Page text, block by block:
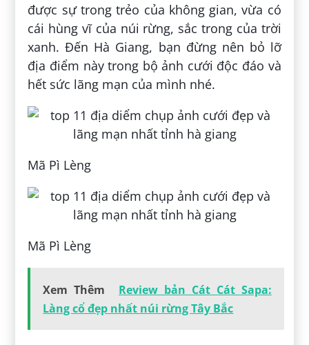
được sự trong trẻo của không gian, vừa có
cái hùng vĩ của núi rừng, sắc trong của trời
xanh. Đến Hà Giang, bạn đừng nên bỏ lỡ
địa điểm này trong bộ ảnh cưới độc đáo và
hết sức lãng mạn của mình nhé.
Mã Pì Lèng
Mã Pì Lèng
Xem Thêm
Review bản Cát Cát Sapa:
Làng cổ đẹp nhất núi rừng Tây Bắc